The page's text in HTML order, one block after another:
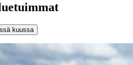
kuussa